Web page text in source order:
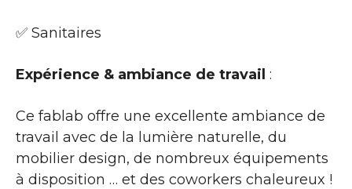
✅ Sanitaires
Expérience & ambiance de travail :
Ce fablab offre une excellente ambiance de
travail avec de la lumière naturelle, du
mobilier design, de nombreux équipements
à disposition … et des coworkers chaleureux !